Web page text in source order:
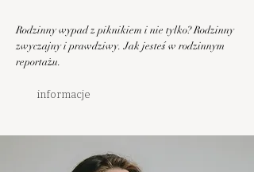
Rodzinny wypad z piknikiem i nie tylko? Rodzinny
zwyczajny i prawdziwy. Jak jesteś w rodzinnym
reportażu.
informacje